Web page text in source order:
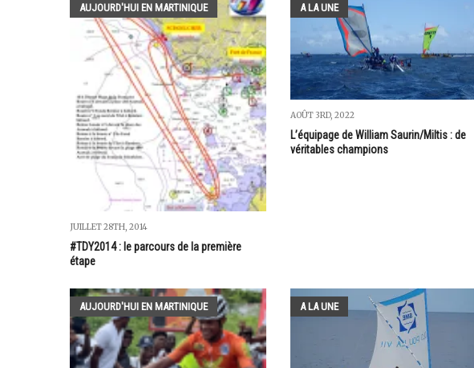
AUJOURD'HUI EN MARTINIQUE
JUILLET 28TH, 2014
#TDY2014 : le parcours de la première
étape
A LA UNE
AOÛT 3RD, 2022
L’équipage de William Saurin/Miltis : de
véritables champions
AUJOURD'HUI EN MARTINIQUE A LA UNE